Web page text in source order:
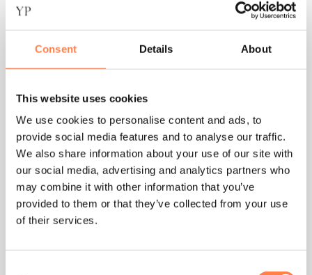
Consent Details About
This website uses cookies
We use cookies to personalise content and ads, to
provide social media features and to analyse our traffic.
We also share information about your use of our site with
our social media, advertising and analytics partners who
may combine it with other information that you’ve
provided to them or that they’ve collected from your use
of their services.
FITNESS WEERSTANDSBANDEN
Weerstandsband Mini
Power Loop – Light
€ 2,25
TOEVOEGEN AAN
WINKELWAGEN
FITNESS WEERSTANDSBANDEN
Weerstandsband Mini
Power Loop – Extra
Strong
€4,50
TOEVOEGEN AAN